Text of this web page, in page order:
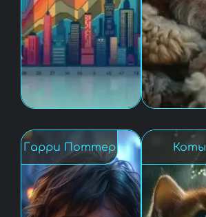
Гарри Поттер Коты